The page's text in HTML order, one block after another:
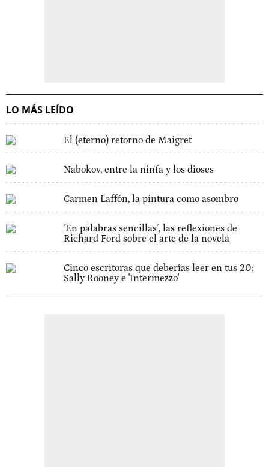
LO MÁS LEÍDO
El (eterno) retorno de Maigret
Nabokov, entre la ninfa y los dioses
Carmen Laffón, la pintura como asombro
´En palabras sencillas´, las reflexiones de
Richard Ford sobre el arte de la novela
Cinco escritoras que deberías leer en tus 20:
Sally Rooney e 'Intermezzo'